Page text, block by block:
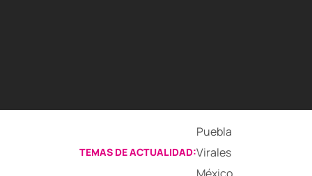
TEMAS DE ACTUALIDAD:
Puebla
Virales
México